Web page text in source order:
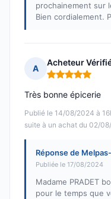
prochainement sur
Bien cordialement.
A
Acheteur
Note : 5 sur 5
Publié le 14/08/2024 à
suite à un achat du 02/
Très bonne épicerie
Réponse de
Publiée le 17/08/2024
Madame PRADET
pour le temps que